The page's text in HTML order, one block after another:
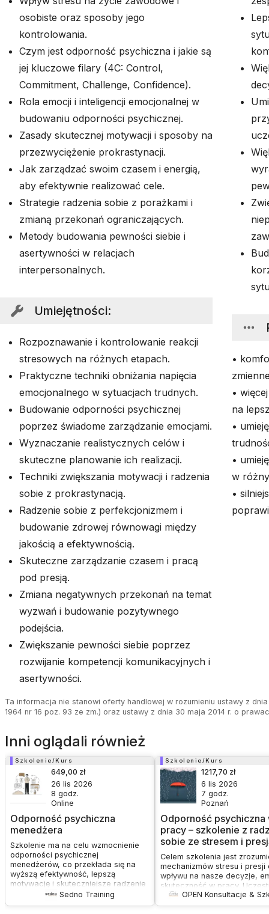
osobiste oraz sposoby jego
kontrolowania.
Czym jest odporność psychiczna i jakie są
jej kluczowe filary (4C: Control,
Commitment, Challenge, Confidence).
Rola emocji i inteligencji emocjonalnej w
budowaniu odporności psychicznej.
Zasady skutecznej motywacji i sposoby na
przezwyciężenie prokrastynacji.
Jak zarządzać swoim czasem i energią,
aby efektywnie realizować cele.
Strategie radzenia sobie z porażkami i
zmianą przekonań ograniczających.
Metody budowania pewności siebie i
asertywności w relacjach
interpersonalnych.
Umiejętności:
Rozpoznawanie i kontrolowanie reakcji
stresowych na różnych etapach.
Praktyczne techniki obniżania napięcia
emocjonalnego w sytuacjach trudnych.
Budowanie odporności psychicznej
poprzez świadome zarządzanie emocjami.
Wyznaczanie realistycznych celów i
skuteczne planowanie ich realizacji.
Techniki zwiększania motywacji i radzenia
sobie z prokrastynacją.
Radzenie sobie z perfekcjonizmem i
budowanie zdrowej równowagi między
jakością a efektywnością.
Skuteczne zarządzanie czasem i pracą
pod presją.
Zmiana negatywnych przekonań na temat
wyzwań i budowanie pozytywnego
podejścia.
Zwiększanie pewności siebie poprzez
rozwijanie kompetencji komunikacyjnych i
asertywności.
•
•
na
•
•
w
•
Ta informacja nie stanowi oferty handlowej w rozumieniu ustawy z
1964 nr 16 poz. 93 ze zm.) oraz ustawy z dnia 30 maja 2014 r. o
Inni oglądali również
Szkolenie/Kurs
Odporność psychiczna
menedżera
649,00 zł
26 lis 2026
8 godz.
Online
Szkolenie ma na celu wzmocnienie
odporności psychicznej
menedżerów, co przekłada się na
wyższą efektywność, lepszą
motywację i skuteczniejsze radzenie
sobie z trudnościami zawodowymi.
Sedno Training
Szkolenie/Kurs
Odporność psychiczna
pracy – szkolenie z
sobie ze stresem i
1217,70 zł
6 lis 2026
7 godz.
Poznań
Celem szkolenia jest
mechanizmów stresu i presji
wpływu na nasze decyzje,
skuteczność w pracy.
uczą się praktycznych
regulowania emocji i
OPEN Konsultacje &